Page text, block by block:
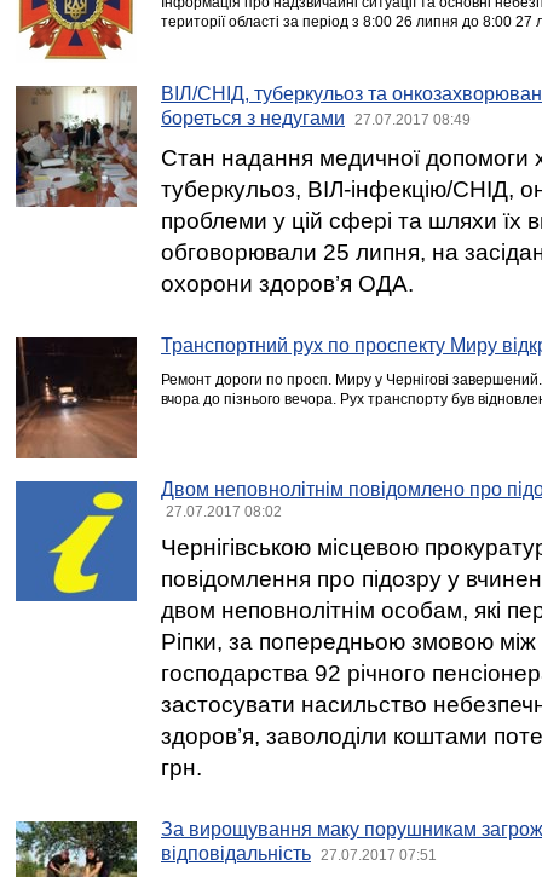
території області за період з 8:00 26 липня до 8:00 27
ВІЛ/СНІД, туберкульоз та
бореться з недугами
27.07.2017 08:49
Стан надання медичної допомоги
туберкульоз, ВІЛ-інфекцію/СНІД,
проблеми у цій сфері та шляхи їх
обговорювали 25 липня, на
охорони здоров’я ОДА.
Транспортний рух по проспекту Миру
Ремонт дороги по просп. Миру у Чернігові
вчора до пізнього вечора. Рух транспорту був
Двом неповнолітнім повідомлено про
27.07.2017 08:02
Чернігівською місцевою
повідомлення про підозру у
двом неповнолітнім особам, які
Ріпки, за попередньою змовою
господарства 92 річного
застосувати насильство
здоров’я, заволоділи коштами
грн.
За вирощування маку порушникам
відповідальність
27.07.2017 07:51